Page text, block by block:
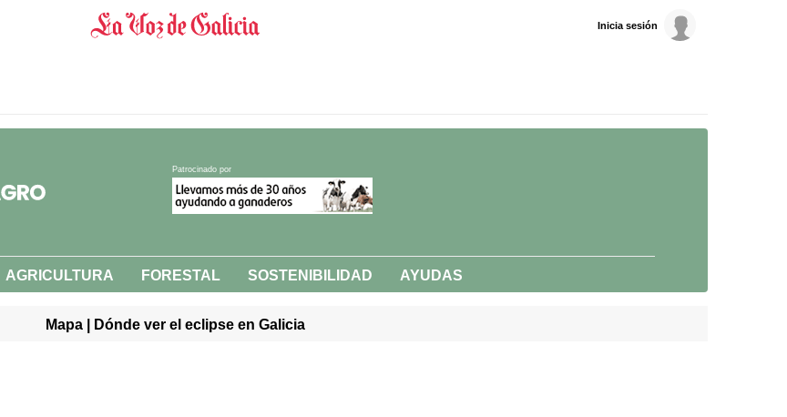
Inicia sesión
Patrocinado por
AGRICULTURA FORESTAL SOSTENIBILIDAD AYUDAS
Mapa | Dónde ver el eclipse en Galicia